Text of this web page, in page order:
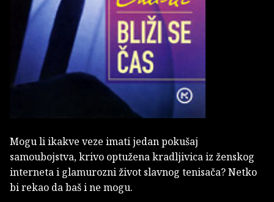
Mogu li ikakve veze imati jedan pokušaj
samoubojstva, krivo optužena kradljivica iz ženskog
interneta i glamurozni život slavnog tenisača? Netko
bi rekao da baš i ne mogu.